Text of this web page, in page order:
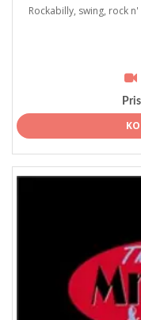
Rockabilly, swing, rock